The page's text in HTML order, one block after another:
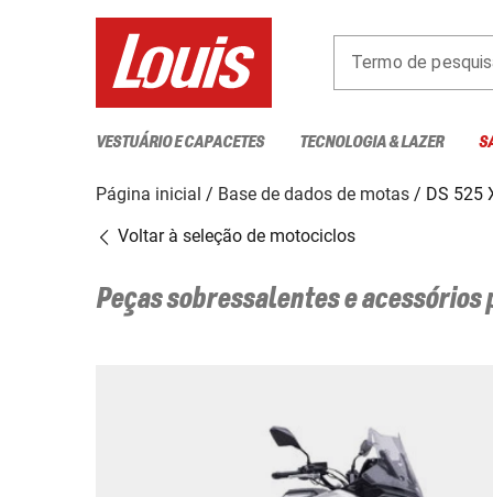
Termo de
VESTUÁRIO E CAPACETES TECNOLOGIA & LAZER
Página inicial Base de dados de motas
DS 525
Voltar à seleção de motociclos
Peças sobressalentes e acessórios